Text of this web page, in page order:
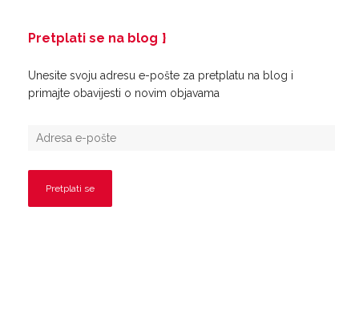
Pretplati se na blog
Unesite svoju adresu e-pošte za pretplatu na blog i
primajte obavijesti o novim objavama